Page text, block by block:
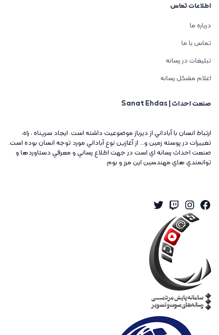
اطلاعات تماس
درباره ما
تماس با ما
تبلیغات در رسانه
اعلام مشکل رسانه
صنعت احداث | Sanat Ehdas
ارتباط انسان با آباداني از ديرباز موضوعيت داشته است. ايجاد سرپناه ، راه،
تغييرات در پوسته زمين و... از آغازين نوع آباداني مورد توجه انسان بوده است.
صنعت احداث رسانه اي است در جهت اطلاع رساني و معرفي دستاوردها و
توانمندي هاي مهندسين اين مرز و بوم.
Facebook
Instagram
Twitch
Twitter